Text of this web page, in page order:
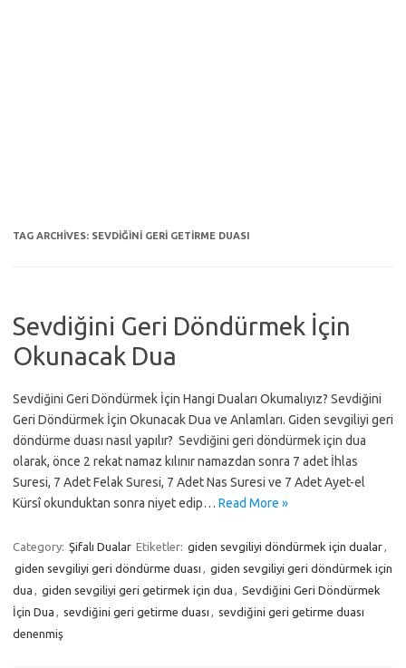
TAG ARCHIVES: SEVDIĞINI GERI GETIRME DUASI
Sevdiğini Geri Döndürmek İçin
Okunacak Dua
Sevdiğini Geri Döndürmek İçin Hangi Duaları Okumalıyız? Sevdiğini
Geri Döndürmek İçin Okunacak Dua ve Anlamları. Giden sevgiliyi geri
döndürme duası nasıl yapılır? Sevdiğini geri döndürmek için dua
olarak, önce 2 rekat namaz kılınır namazdan sonra 7 adet İhlas
Suresi, 7 Adet Felak Suresi, 7 Adet Nas Suresi ve 7 Adet Ayet-el
Kürsî okunduktan sonra niyet edip… Read More »
Category: Şifalı Dualar Etiketler: giden sevgiliyi döndürmek için dualar,
giden sevgiliyi geri döndürme duası , giden sevgiliyi geri döndürmek için
dua , giden sevgiliyi geri getirmek için dua , Sevdiğini Geri Döndürmek
İçin Dua , sevdiğini geri getirme duası , sevdiğini geri getirme duası
denenmiş